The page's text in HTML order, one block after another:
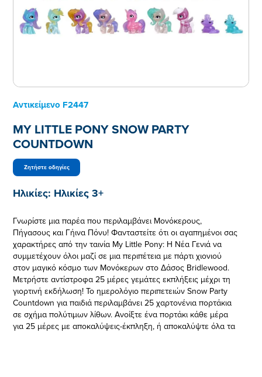
Αντικείμενο F2447
MY LITTLE PONY SNOW PARTY
COUNTDOWN
Ζητήστε οδηγίες
Ηλικίες: Ηλικίες 3+
Γνωρίστε μια παρέα που περιλαμβάνει Μονόκερους,
Πήγασους και Γήινα Πόνυ! Φανταστείτε ότι οι αγαπημένοι σας
χαρακτήρες από την ταινία My Little Pony: Η Νέα Γενιά να
συμμετέχουν όλοι μαζί σε μια περιπέτεια με πάρτι χιονιού
στον μαγικό κόσμο των Μονόκερων στο Δάσος Bridlewood.
Μετρήστε αντίστροφα 25 μέρες γεμάτες εκπλήξεις μέχρι τη
γιορτινή εκδήλωση! Το ημερολόγιο περιπετειών Snow Party
Countdown για παιδιά περιλαμβάνει 25 χαρτονένια πορτάκια
σε σχήμα πολύτιμων λίθων. Ανοίξτε ένα πορτάκι κάθε μέρα
για 25 μέρες με αποκαλύψεις-έκπληξη, ή αποκαλύψτε όλα τα